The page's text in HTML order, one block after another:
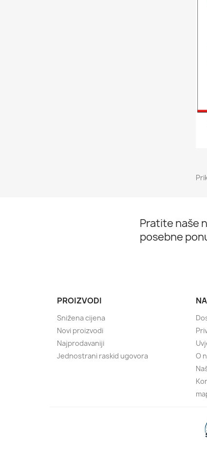
Pratite naše
posebne
PROIZVODI
Snižena cijena
Novi proizvodi
Najprodavaniji
Jednostrani raskid ugovora
O